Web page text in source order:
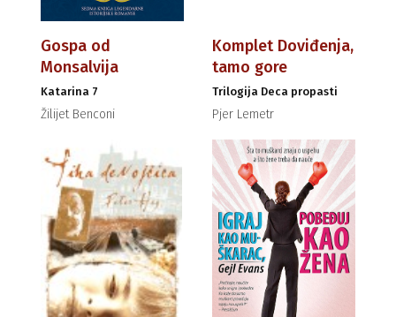
Gospa od
Monsalvija
Katarina 7
Žilijet Benconi
Komplet Doviđenja,
tamo gore
Trilogija Deca propasti
Pjer Lemetr